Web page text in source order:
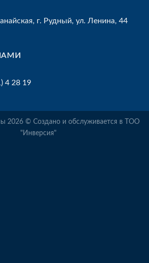
г. Рудный, ул. Ленина, 44
4 28 19
2026 © Создано и обслуживается в ТОО
"Инверсия"